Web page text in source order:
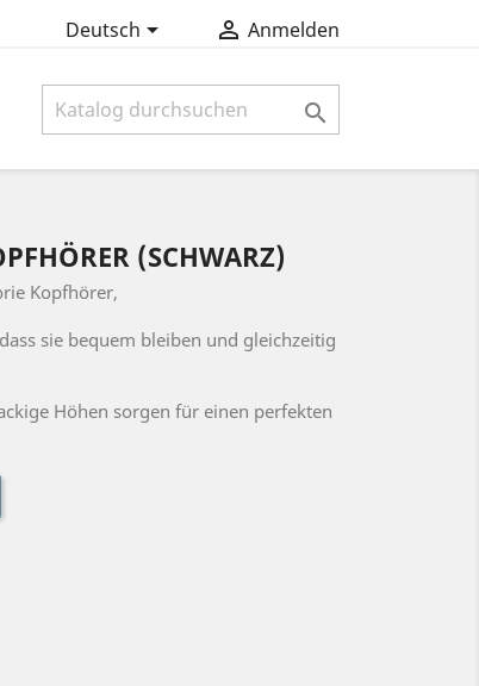
Deutsch  Anmelden

(SCHWARZ)
Kopfhörer,
sie bequem bleiben und gleichzeitig
Höhen sorgen für einen perfekten